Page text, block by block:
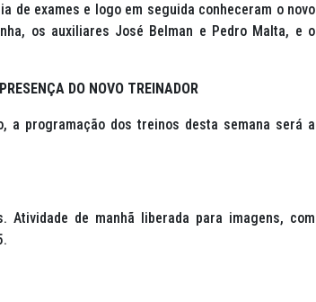
de exames e logo em seguida conheceram o novo
os auxiliares José Belman e Pedro Malta, e o
DO NOVO TREINADOR
a programação dos treinos desta semana será a
de manhã liberada para imagens, com